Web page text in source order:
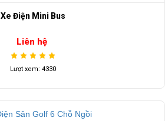
Xe Điện Mini Bus
Liên hệ
Lượt xem: 4330